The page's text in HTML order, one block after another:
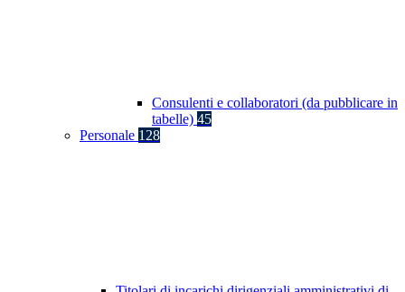
Consulenti e collaboratori (da pubblicare in
tabelle) 45
Personale 128